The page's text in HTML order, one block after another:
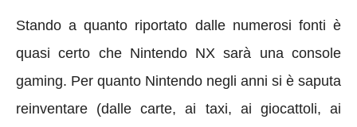
Stando a quanto riportato dalle numerosi fonti è
quasi certo che Nintendo NX sarà una console
gaming. Per quanto Nintendo negli anni si è saputa
reinventare (dalle carte, ai taxi, ai giocattoli, ai